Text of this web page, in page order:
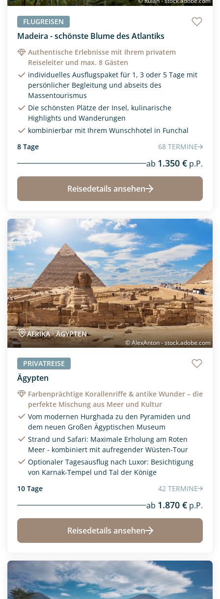
Reisedauer
FLUGREISEN
Madeira - schönste Blume des Atlantiks
Authentische Erlebnisse mit Ihrem privatem
Reiseleiter und max. 8 Gästen
individuelles Ausflugspaket für 1, 3 oder 5 Tage mit
persönlicher Begleitung und abseits des
Massentourismus
Die schönsten Plätze der Insel, kulinarische
Highlights und Wanderungen
kombinierbar mit Ihrem Wunschhotel in Funchal
8 Tage
68 TERMINE
ab 1.350 € p.P.
Reisedetails ansehen
Neu
© AlexAnton - stock.adobe.com
AFRIKA · ÄGYPTEN
PRIVATREISE
Ägypten
Farbenprächtige Korallenriffe & antike Wunder – die
perfekte Mischung aus Meer und Kultur
Vom modernen Hurghada zu den Pyramiden und
dem neuen Großen Ägyptischen Museum
Strand und Safari: Maximale Erholung am Roten
Meer - kombiniert mit aufregender Wüsten-Tour
Optionaler Tagesausflug nach Luxor: Besichtigung
von Karnak-Tempel und Tal der Könige
10 Tage
42 TERMINE
ab 1.870 € p.P.
Reisedetails ansehen
Neu